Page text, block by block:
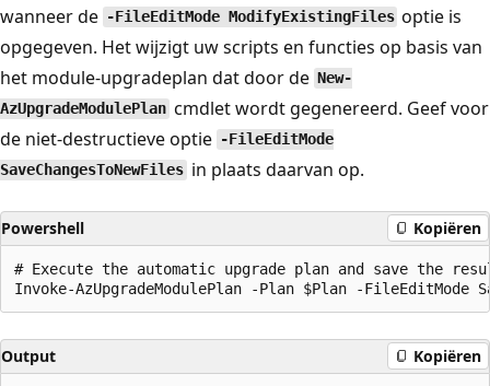
wanneer de -FileEditMode ModifyExistingFiles optie is
opgegeven. Het wijzigt uw scripts en functies op basis van
het module-upgradeplan dat door de New-
AzUpgradeModulePlan cmdlet wordt gegenereerd. Geef voor
de niet-destructieve optie -FileEditMode
SaveChangesToNewFiles in plaats daarvan op.
Powershell Kopiëren
# Execute the automatic upgrade plan and save the
Output Kopiëren